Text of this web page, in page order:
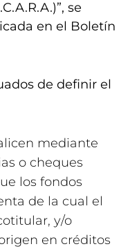
se
en el Boletín
de definir el
mediante
o cheques
los fondos
de la cual el
y/o
en créditos